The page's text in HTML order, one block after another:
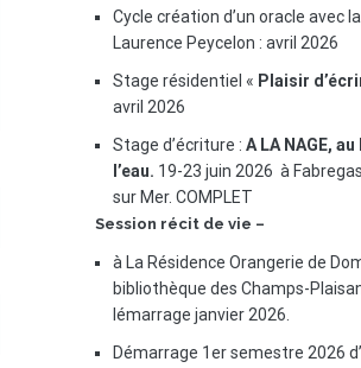
Cycle création d’un oracle avec
Laurence Peycelon : avril 2026
Stage résidentiel « Plaisir
avril 2026
Stage d’écriture : A LA NAGE,
l’eau. 19-23 juin 2026 à
sur Mer. COMPLET
Session récit de vie –
à La Résidence Orangerie de
bibliothèque des Champs-
lémarrage janvier 2026.
Démarrage 1er semestre 2026